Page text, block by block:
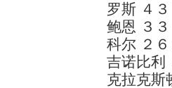
罗斯 ４３
鲍恩 ３３
科尔 ２６
吉诺比利
克拉克斯顿